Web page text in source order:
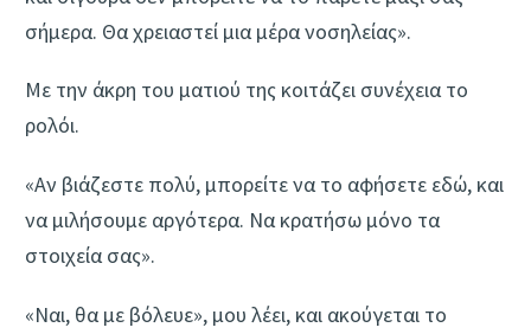
σήμερα. Θα χρειαστεί μια μέρα νοσηλείας».
Με την άκρη του ματιού της κοιτάζει συνέχεια το
ρολόι.
«Αν βιάζεστε πολύ, μπορείτε να το αφήσετε εδώ, και
να μιλήσουμε αργότερα. Να κρατήσω μόνο τα
στοιχεία σας».
«Ναι, θα με βόλευε», μου λέει, και ακούγεται το